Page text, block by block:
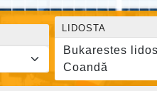
LIDOSTA
Bukarestes
Coandă